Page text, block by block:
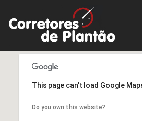
This page can't load Google
Do you own this website?